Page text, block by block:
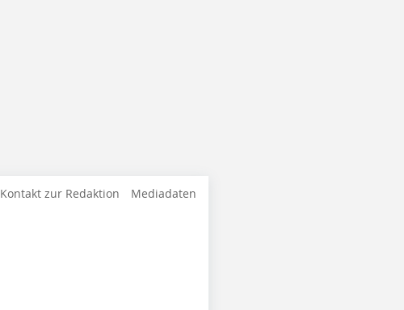
Kontakt zur Redaktion Mediadaten